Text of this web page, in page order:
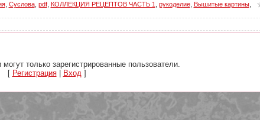
, Суслова, pdf, КОЛЛЕКЦИЯ РЕЦЕПТОВ ЧАСТЬ 1 рукоделие, Вышитые картины,
только зарегистрированные пользователи.
[ Регистрация| Вход]